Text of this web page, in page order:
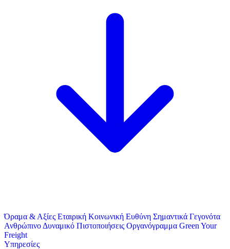
Όραμα & Αξίες Εταιρική Κοινωνική Ευθύνη Σημαντικά Γεγονότα
Ανθρώπινο Δυναμικό Πιστοποιήσεις Οργανόγραμμα Green Your
Freight
Υπηρεσίες